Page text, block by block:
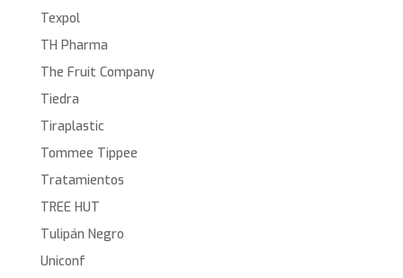
Texpol
TH Pharma
The Fruit Company
Tiedra
Tiraplastic
Tommee Tippee
Tratamientos
TREE HUT
Tulipán Negro
Uniconf